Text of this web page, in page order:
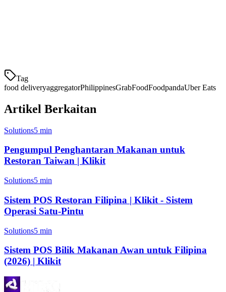
Tag
food deliveryaggregatorPhilippinesGrabFoodFoodpandaUber Eats
Artikel Berkaitan
Solutions5 min
Pengumpul Penghantaran Makanan untuk
Restoran Taiwan | Klikit
Solutions5 min
Sistem POS Restoran Filipina | Klikit - Sistem
Operasi Satu-Pintu
Solutions5 min
Sistem POS Bilik Makanan Awan untuk Filipina
(2026) | Klikit